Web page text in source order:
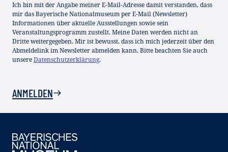
Ich bin mit der Angabe meiner E-Mail-Adresse damit verstanden, dass
mir das Bayerische Nationalmuseum per E-Mail (Newsletter)
Informationen über aktuelle Ausstellungen sowie sein
Veranstaltungsprogramm zustellt. Meine Daten werden nicht an
Dritte weitergegeben. Mir ist bewusst, dass ich mich jederzeit über den
Abmeldelink im Newsletter abmelden kann. Bitte beachten Sie auch
unsereDatenschutzerklärung.
ANMELDEN